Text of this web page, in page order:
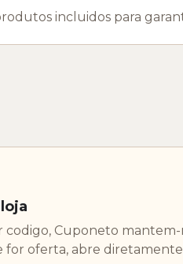
incluidos para
codigo, Cuponeto
for oferta, abre